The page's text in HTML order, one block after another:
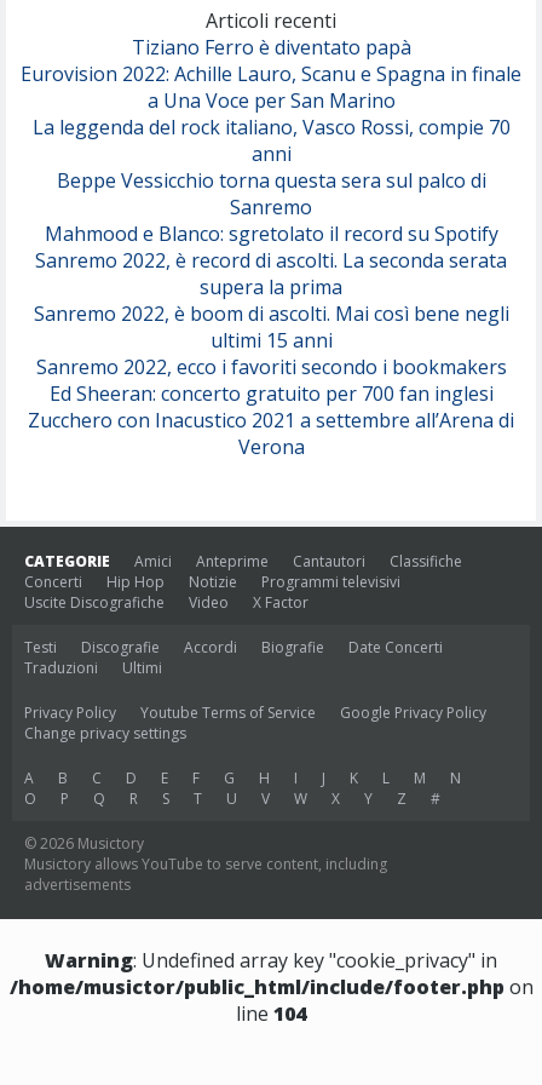
Serenamente
Articoli recenti
Tiziano Ferro è diventato papà
Eurovision 2022: Achille Lauro, Scanu e Spagna in finale
a Una Voce per San Marino
La leggenda del rock italiano, Vasco Rossi, compie 70
anni
Beppe Vessicchio torna questa sera sul palco di
Sanremo
Mahmood e Blanco: sgretolato il record su Spotify
Sanremo 2022, è record di ascolti. La seconda serata
supera la prima
Sanremo 2022, è boom di ascolti. Mai così bene negli
ultimi 15 anni
Sanremo 2022, ecco i favoriti secondo i bookmakers
Ed Sheeran: concerto gratuito per 700 fan inglesi
Zucchero con Inacustico 2021 a settembre all’Arena di
Verona
CATEGORIE Amici Anteprime Cantautori
Classifiche
Concerti
Hip Hop Notizie
Programmi televisivi
Uscite Discografiche
Video X Factor
Testi Discografie Accordi Biografie
Date Concerti
Traduzioni
Ultimi
Privacy Policy Youtube Terms of Service
Google Privacy Policy
Change privacy settings
A B C D E F G H I J K L M
N
O
P Q R S T U V W X Y Z #
© 2026 Musictory
Musictory allows YouTube to serve content, including
advertisements
Warning: Undefined array key "cookie_privacy" in
/home/musictor/public_html/include/footer.php on
line 104